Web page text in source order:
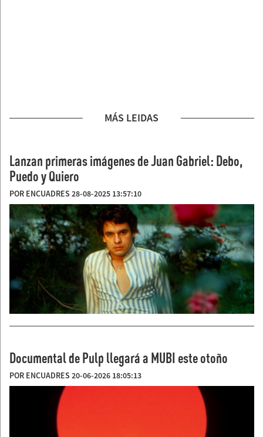
MÁS LEIDAS
Lanzan primeras imágenes de Juan Gabriel: Debo,
Puedo y Quiero
POR ENCUADRES 28-08-2025 13:57:10
Documental de Pulp llegará a MUBI este otoño
POR ENCUADRES 20-06-2026 18:05:13